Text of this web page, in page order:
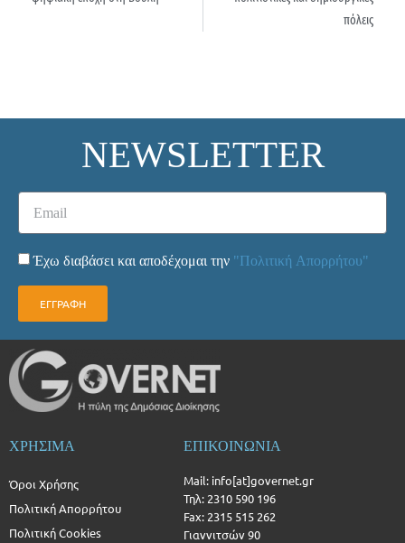
πόλεις
NEWSLETTER
Έχω διαβάσει και αποδέχομαι την "Πολιτική Απορρήτου"
ΕΓΓΡΑΦΗ
ΧΡΗΣΙΜΑ
Όροι Χρήσης
Πολιτική Απορρήτου
Πολιτική Cookies
ΕΠΙΚΟΙΝΩΝΙΑ
Mail: info[at]governet.gr
Τηλ: 2310 590 196
Fax: 2315 515 262
Γιαννιτσών 90